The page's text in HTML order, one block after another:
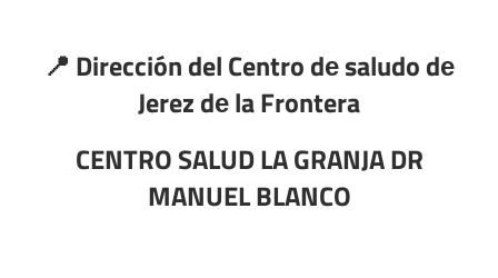
📍 Dirección del Centro dе saludo dе
Jerez dе la Frontera
CENTRO SALUD LA GRANJA DR
MANUEL BLANCO